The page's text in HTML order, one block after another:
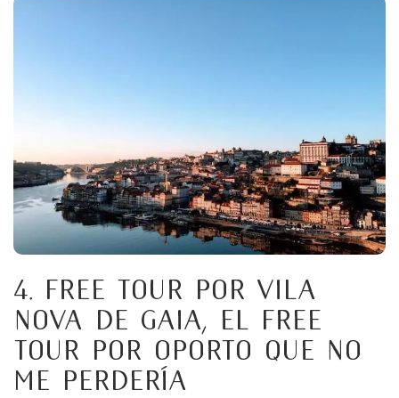
4. Free tour por Vila
Nova de Gaia, el free
tour por Oporto que no
me perdería